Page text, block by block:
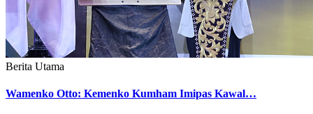
Berita Utama
Wamenko Otto: Kemenko Kumham Imipas Kawal…